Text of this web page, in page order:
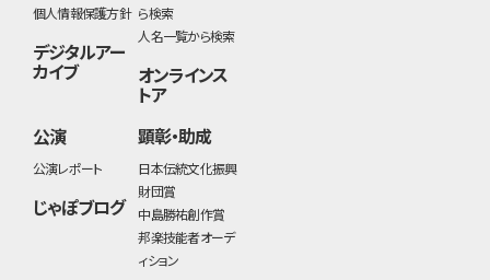
個人情報保護方針
デジタルアー
カイブ
ら検索
人名一覧から検索
オンラインス
トア
公演
公演レポート
じゃぽブログ
顕彰・助成
日本伝統文化振興
財団賞
中島勝祐創作賞
邦楽技能者オーデ
ィション